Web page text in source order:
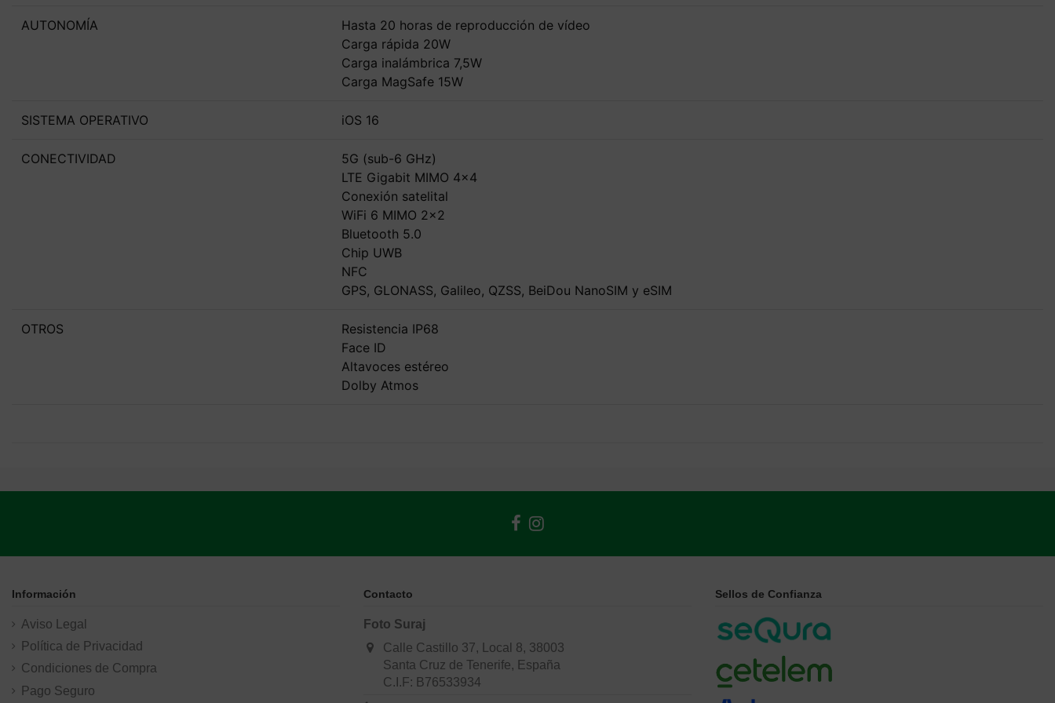
AUTONOMÍA
Hasta 20 horas de reproducción de vídeo
Carga rápida 20W
Carga inalámbrica 7,5W
Carga MagSafe 15W
SISTEMA OPERATIVO iOS 16
CONECTIVIDAD
5G (sub-6 GHz)
LTE Gigabit MIMO 4x4
Conexión satelital
WiFi 6 MIMO 2x2
Bluetooth 5.0
Chip UWB
NFC
GPS, GLONASS, Galileo, QZSS, BeiDou NanoSIM y eSIM
OTROS
Resistencia IP68
Face ID
Altavoces estéreo
Dolby Atmos
Información
Aviso Legal
Política de Privacidad
Condiciones de Compra
Pago Seguro
Contacto
Foto Suraj
Calle Castillo 37, Local 8, 38003
Santa Cruz de Tenerife, España
C.I.F: B76533934
Sellos de Confianza